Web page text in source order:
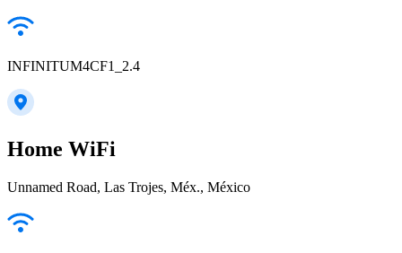
INFINITUM4CF1_2.4
Home WiFi
Unnamed Road, Las Trojes, Méx., México